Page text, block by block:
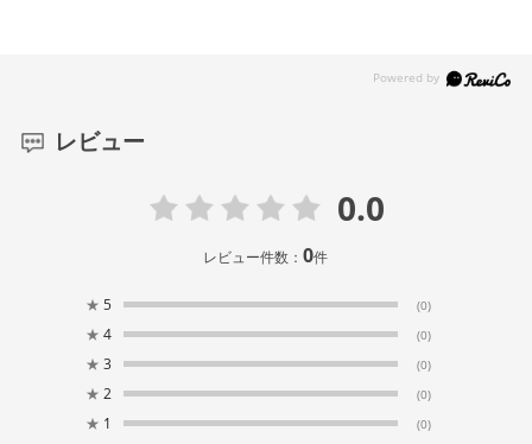
レビュー
0.0
レビュー件数：0件
★ 5 (0)
★ 4 (0)
★ 3 (0)
★ 2 (0)
★ 1 (0)